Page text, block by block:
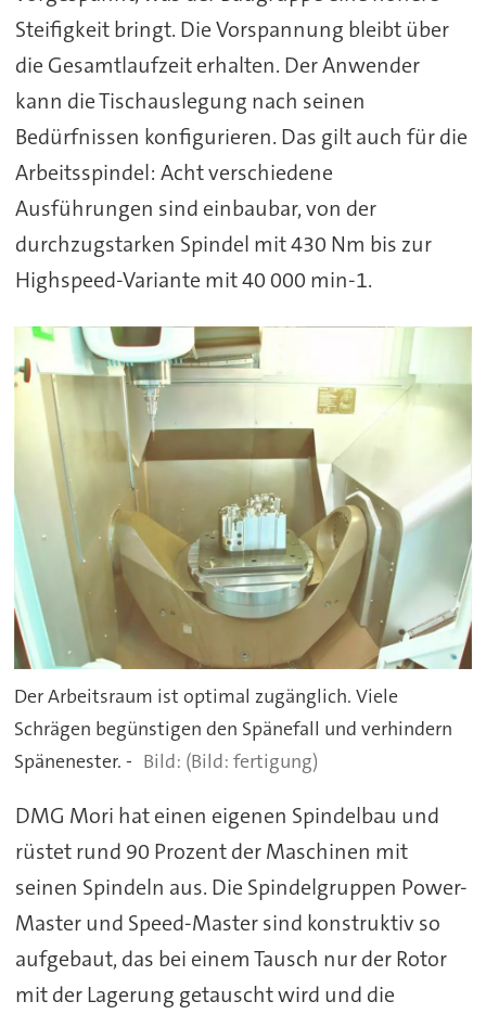
Steifigkeit bringt. Die Vorspannung bleibt über
die Gesamtlaufzeit erhalten. Der Anwender
kann die Tischauslegung nach seinen
Bedürfnissen konfigurieren. Das gilt auch für die
Arbeitsspindel: Acht verschiedene
Ausführungen sind einbaubar, von der
durchzugstarken Spindel mit 430 Nm bis zur
Highspeed-Variante mit 40 000 min-1.
Der Arbeitsraum ist optimal zugänglich. Viele
Schrägen begünstigen den Spänefall und verhindern
Spänenester. -
(Bild: fertigung)
DMG Mori hat einen eigenen Spindelbau und
rüstet rund 90 Prozent der Maschinen mit
seinen Spindeln aus. Die Spindelgruppen Power-
Master und Speed-Master sind konstruktiv so
aufgebaut, das bei einem Tausch nur der Rotor
mit der Lagerung getauscht wird und die